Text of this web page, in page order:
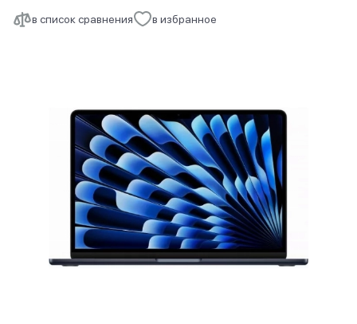
в список сравнения в избранное